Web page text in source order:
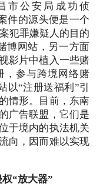
市公安局成功侦
件的源头便是一个
犯罪嫌疑人的目的
博网站，另一方面
影片中植入一些赌
，参与跨境网络赌
以“注册送福利”引
情形。目前，东南
广告联盟，它们是
于境内的执法机关
向，因而难以实现
“放大器”